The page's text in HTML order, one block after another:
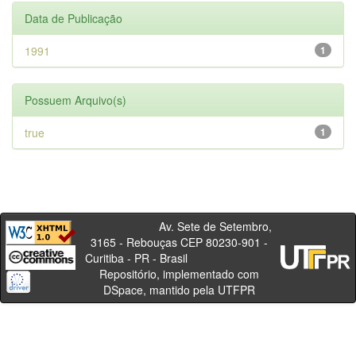
Data de Publicação
1
1991
Possuem Arquivo(s)
1
true
Av. Sete de Setembro,
3165 - Rebouças CEP 80230-901 -
Curitiba - PR - Brasil
Repositório, implementado com
DSpace, mantido pela UTFPR